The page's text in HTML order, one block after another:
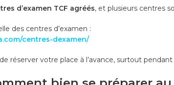
d’examen TCF agréés, et plusieurs centres
des centres d’examen :
centres-dexamen/
réserver votre place à l’avance, surtout